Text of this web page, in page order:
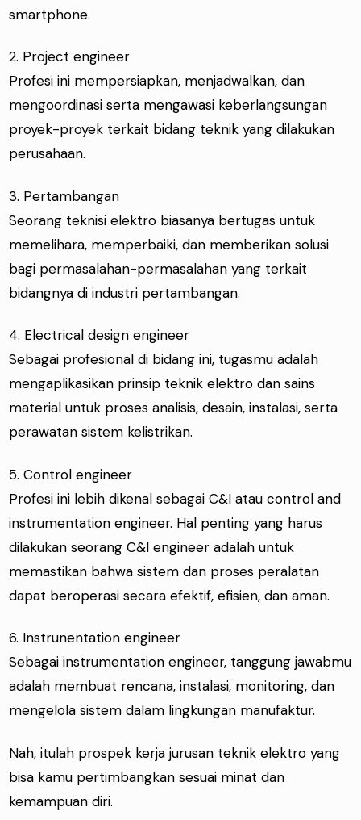
smartphone.
2. Project engineer
Profesi ini mempersiapkan, menjadwalkan, dan
mengoordinasi serta mengawasi keberlangsungan
proyek-proyek terkait bidang teknik yang dilakukan
perusahaan.
3. Pertambangan
Seorang teknisi elektro biasanya bertugas untuk
memelihara, memperbaiki, dan memberikan solusi
bagi permasalahan-permasalahan yang terkait
bidangnya di industri pertambangan.
4. Electrical design engineer
Sebagai profesional di bidang ini, tugasmu adalah
mengaplikasikan prinsip teknik elektro dan sains
material untuk proses analisis, desain, instalasi, serta
perawatan sistem kelistrikan.
5. Control engineer
Profesi ini lebih dikenal sebagai C&I atau control and
instrumentation engineer. Hal penting yang harus
dilakukan seorang C&I engineer adalah untuk
memastikan bahwa sistem dan proses peralatan
dapat beroperasi secara efektif, efisien, dan aman.
6. Instrunentation engineer
Sebagai instrumentation engineer, tanggung jawabmu
adalah membuat rencana, instalasi, monitoring, dan
mengelola sistem dalam lingkungan manufaktur.
Nah, itulah prospek kerja jurusan teknik elektro yang
bisa kamu pertimbangkan sesuai minat dan
kemampuan diri.